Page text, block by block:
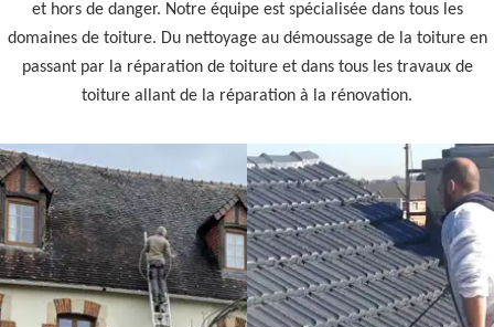
et hors de danger. Notre équipe est spécialisée dans tous les
domaines de toiture. Du nettoyage au démoussage de la toiture en
passant par la réparation de toiture et dans tous les travaux de
toiture allant de la réparation à la rénovation.